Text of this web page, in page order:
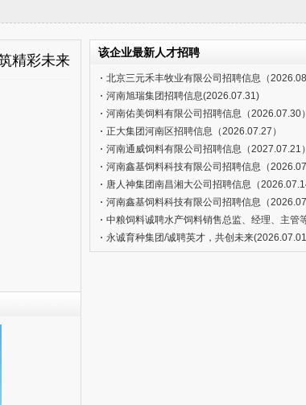
精彩未来
该企业最新人才招聘
北京三元禾丰牧业有限公司招聘信息（
河南旭瑞集团招聘信息(2026.07.31)
河南佑美饲料有限公司招聘信息（2026.07.30）
正大集团河南区招聘信息（2026.07.27）
河南通威饲料有限公司招聘信息（2027.07.21）
河南鑫基饲料科技有限公司招聘信息（
唐人神集团南昌湘大公司招聘信息（
河南鑫基饲料科技有限公司招聘信息（
中粮饲料诚聘水产饲料销售总监、经理、主管
(2026.07.03)
永诚育种集团/诚聘英才，共创未来